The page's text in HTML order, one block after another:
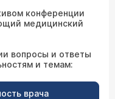
конференции
медицинский
вопросы и ответы
и темам:
врача